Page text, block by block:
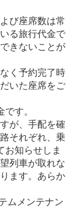
び座席数は常
る旅行代金で
きないことが
く予約完了時
いた座席をご
す。
が、手配を確
それぞれ、乗
お知らせしま
列車が取れな
ます。あらか
ムメンテナン